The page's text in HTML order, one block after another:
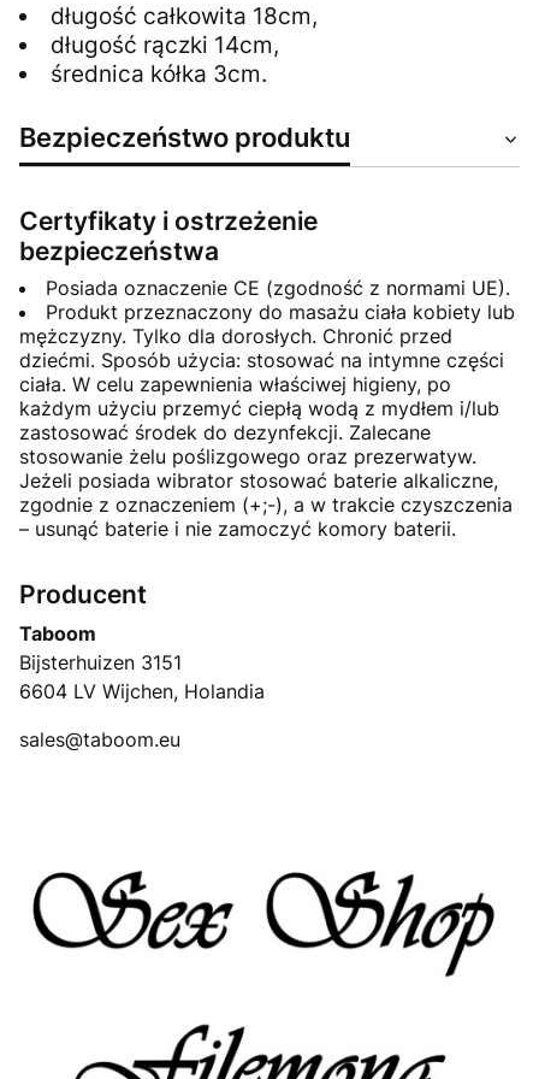
długość całkowita 18cm,
długość rączki 14cm,
średnica kółka 3cm.
Bezpieczeństwo produktu
Certyfikaty i ostrzeżenie
bezpieczeństwa
Posiada oznaczenie CE (zgodność z normami UE).
Produkt przeznaczony do masażu ciała kobiety lub
mężczyzny. Tylko dla dorosłych. Chronić przed
dziećmi. Sposób użycia: stosować na intymne części
ciała. W celu zapewnienia właściwej higieny, po
każdym użyciu przemyć ciepłą wodą z mydłem i/lub
zastosować środek do dezynfekcji. Zalecane
stosowanie żelu poślizgowego oraz prezerwatyw.
Jeżeli posiada wibrator stosować baterie alkaliczne,
zgodnie z oznaczeniem (+;-), a w trakcie czyszczenia
– usunąć baterie i nie zamoczyć komory baterii.
Producent
Taboom
Bijsterhuizen 3151
6604 LV Wijchen, Holandia
sales@taboom.eu